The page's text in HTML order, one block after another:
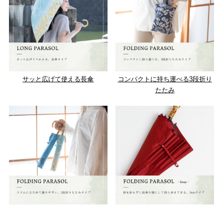
サッと広げて使える長傘
コンパクトに持ち運べる3段折り
たたみ